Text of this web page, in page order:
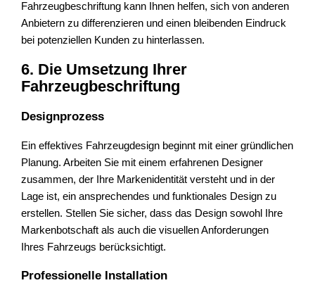
Fahrzeugbeschriftung kann Ihnen helfen, sich von anderen
Anbietern zu differenzieren und einen bleibenden Eindruck
bei potenziellen Kunden zu hinterlassen.
6. Die Umsetzung Ihrer
Fahrzeugbeschriftung
Designprozess
Ein effektives Fahrzeugdesign beginnt mit einer gründlichen
Planung. Arbeiten Sie mit einem erfahrenen Designer
zusammen, der Ihre Markenidentität versteht und in der
Lage ist, ein ansprechendes und funktionales Design zu
erstellen. Stellen Sie sicher, dass das Design sowohl Ihre
Markenbotschaft als auch die visuellen Anforderungen
Ihres Fahrzeugs berücksichtigt.
Professionelle Installation